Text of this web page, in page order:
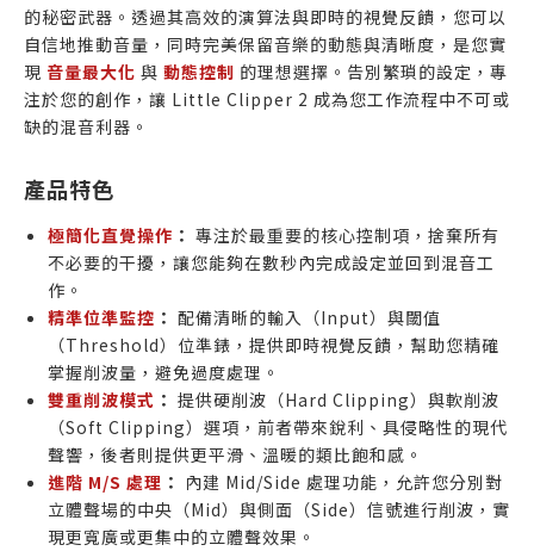
的秘密武器。透過其高效的演算法與即時的視覺反饋，您可以
自信地推動音量，同時完美保留音樂的動態與清晰度，是您實
現 音量最大化 與 動態控制 的理想選擇。告別繁瑣的設定，專
注於您的創作，讓 Little Clipper 2 成為您工作流程中不可或
缺的混音利器。
產品特色
極簡化直覺操作 ： 專注於最重要的核心控制項，捨棄所有
不必要的干擾，讓您能夠在數秒內完成設定並回到混音工
作。
精準位準監控 ： 配備清晰的輸入（Input）與閾值
（Threshold）位準錶，提供即時視覺反饋，幫助您精確
掌握削波量，避免過度處理。
雙重削波模式 ： 提供硬削波（Hard Clipping）與軟削波
（Soft Clipping）選項，前者帶來銳利、具侵略性的現代
聲響，後者則提供更平滑、溫暖的類比飽和感。
進階 M/S 處理 ： 內建 Mid/Side 處理功能，允許您分別對
立體聲場的中央（Mid）與側面（Side）信號進行削波，實
現更寬廣或更集中的立體聲效果。